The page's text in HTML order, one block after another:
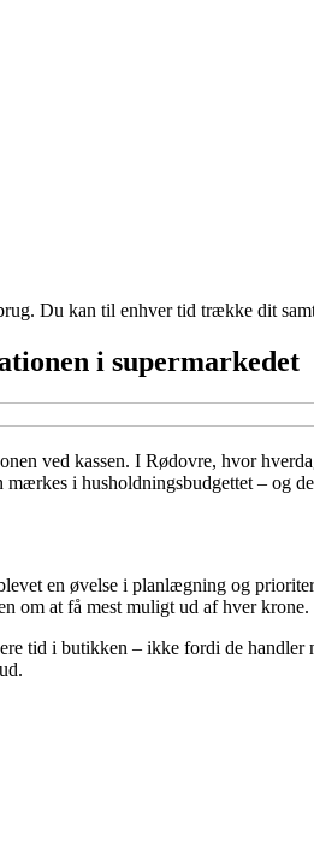
Du kan til enhver tid trække dit
i supermarkedet
ved kassen. I Rødovre, hvor
i husholdningsbudgettet – og
en øvelse i planlægning og
om at få mest muligt ud af hver krone.
tid i butikken – ikke fordi de